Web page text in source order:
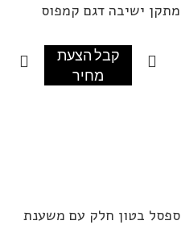
מתקן ישיבה דגם קמפוס
קבל הצעת
מחיר
ספסל בטון חלק עם משענת